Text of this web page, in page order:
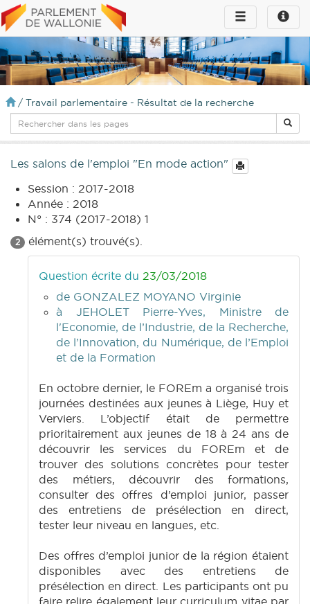
Toggle
infos
Toggle
navigation
/ Travail parlementaire - Résultat de la recherche
Les salons de l'emploi "En mode action"
Session : 2017-2018
Année : 2018
N° : 374 (2017-2018) 1
2 élément(s) trouvé(s).
Question écrite du 23/03/2018
de GONZALEZ MOYANO Virginie
à JEHOLET Pierre-Yves, Ministre de
l'Economie, de l’Industrie, de la Recherche,
de l’Innovation, du Numérique, de l’Emploi
et de la Formation
En octobre dernier, le FOREm a organisé trois
journées destinées aux jeunes à Liège, Huy et
Verviers. L’objectif était de permettre
prioritairement aux jeunes de 18 à 24 ans de
découvrir les services du FOREm et de
trouver des solutions concrètes pour tester
des métiers, découvrir des formations,
consulter des offres d’emploi junior, passer
des entretiens de présélection en direct,
tester leur niveau en langues, etc.
Des offres d’emploi junior de la région étaient
disponibles avec des entretiens de
présélection en direct. Les participants ont pu